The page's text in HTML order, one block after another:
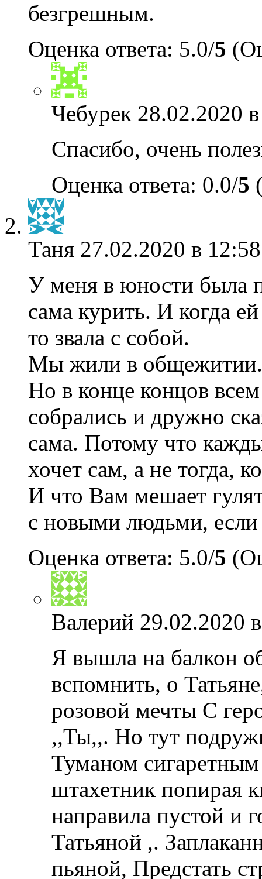
безгрешным.
Оценка ответа: 5.0/5
Чебурек 28.02.2020
Спасибо, очень
Оценка ответа: 0.0/5
Таня 27.02.2020 в
У меня в юности была
сама курить. И когда
то звала с собой.
Мы жили в общежитии.
Но в конце концов
собрались и дружно
сама. Потому что
хочет сам, а не тогда,
И что Вам мешает
с новыми людьми, если
Оценка ответа: 5.0/5
Валерий 29.02.2020
Я вышла на балкон
вспомнить, о
розовой мечты С
,,Ты,,. Но тут
Туманом
штахетник попирая
направила пустой и
Татьяной ,.
пьяной, Предстать